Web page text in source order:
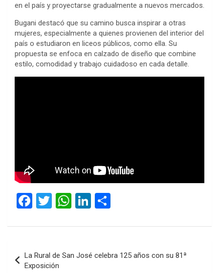
en el país y proyectarse gradualmente a nuevos mercados.
Bugani destacó que su camino busca inspirar a otras
mujeres, especialmente a quienes provienen del interior del
país o estudiaron en liceos públicos, como ella. Su
propuesta se enfoca en calzado de diseño que combine
estilo, comodidad y trabajo cuidadoso en cada detalle.
F
ce
b
o
T
tt
er
W
at
s
A
Li
ke
dI
n
m
ar
de
La Rural de San José celebra 125 años con su 81ª
Exposición